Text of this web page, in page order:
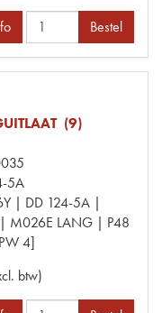
Bestel
(9)
5A
| DD 124-5A |
M026E LANG | P48
4]
btw)